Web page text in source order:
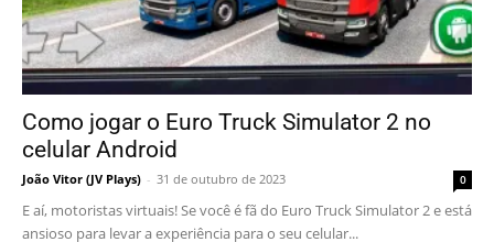
Como jogar o Euro Truck Simulator 2 no
celular Android
João Vitor (JV Plays) - 31 de outubro de 2023 0
E aí, motoristas virtuais! Se você é fã do Euro Truck Simulator 2 e está
ansioso para levar a experiência para o seu celular...